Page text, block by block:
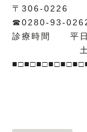
〒306-
☎0280-93-
診療時間 平
土 9:00